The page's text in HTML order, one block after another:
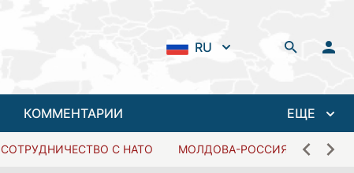
RU
КОММЕНТАРИИ ЕЩЕ
СОТРУДНИЧЕСТВО С НАТО МОЛДОВА-РОССИЯ